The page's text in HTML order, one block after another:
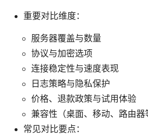
重要对比维度：
服务器覆盖与数量
协议与加密选项
连接稳定性与速度表现
日志策略与隐私保护
价格、退款政策与试用体验
兼容性（桌面、移动、路由器
常见对比要点：